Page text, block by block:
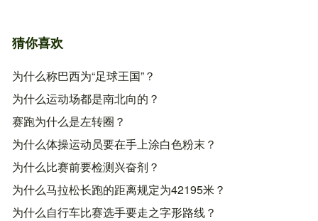
猜你喜欢
为什么称巴西为“足球王国”？
为什么运动场都是南北向的？
赛跑为什么是左转圈？
为什么体操运动员要在手上涂白色粉末？
为什么比赛前要检测兴奋剂？
为什么马拉松长跑的距离规定为42195米？
为什么自行车比赛选手要走之字形路线？